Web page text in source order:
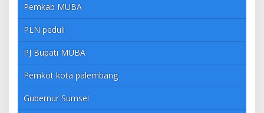
Pemkab MUBA
PLN peduli
PJ Bupati MUBA
Pemkot kota palembang
Gubernur Sumsel